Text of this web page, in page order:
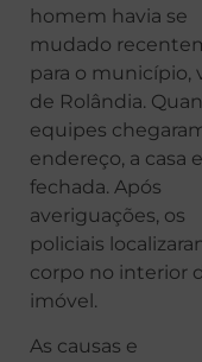
homem havia se
mudado
para o município,
de Rolândia.
equipes
endereço, a casa
fechada. Após
averiguações, os
policiais
corpo no interior
imóvel.
As causas e